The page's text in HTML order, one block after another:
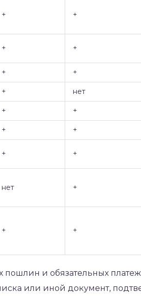
+ +
+ +
+ +
+ нет
+ +
+ +
+ +
нет +
+ +
и обязательных
или иной документ,